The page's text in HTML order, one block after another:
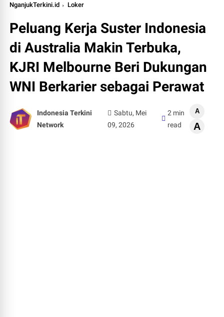
NganjukTerkini.id Loker
Peluang Kerja Suster Indonesia
di Australia Makin Terbuka,
KJRI Melbourne Beri Dukungan
WNI Berkarier sebagai Perawat
Indonesia Terkini
Network
Sabtu, Mei
09, 2026
2 min
read
A
A